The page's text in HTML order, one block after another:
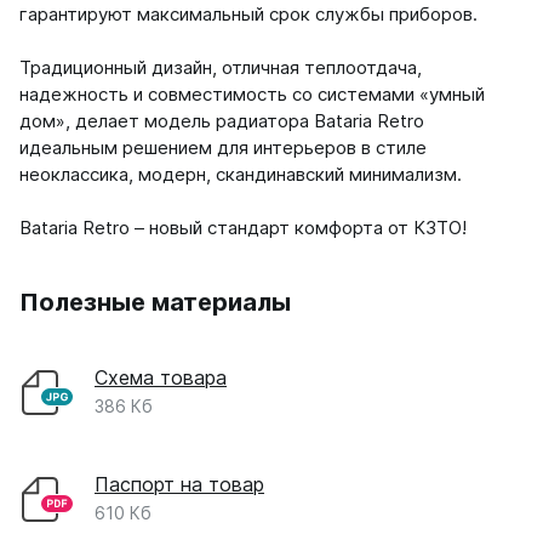
гарантируют максимальный срок службы приборов.
Традиционный дизайн, отличная теплоотдача,
надежность и совместимость со системами «умный
дом», делает модель радиатора Bataria Retro
идеальным решением для интерьеров в стиле
неоклассика, модерн, скандинавский минимализм.
Bataria Retro – новый стандарт комфорта от КЗТО!
Полезные материалы
Схема товара
386 Кб
Паспорт на товар
610 Кб